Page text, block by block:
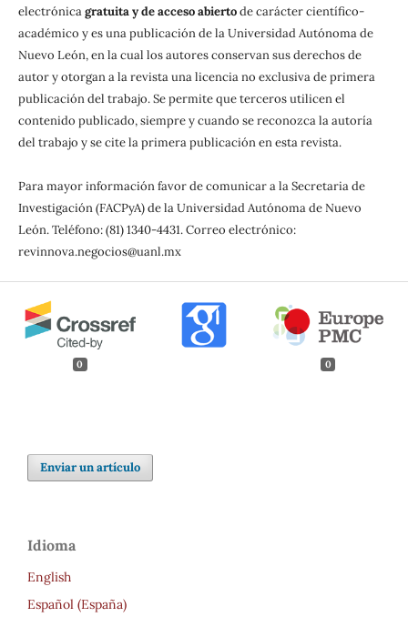
electrónicagratuita y de acceso abiertode carácter científico-
académico y es una publicación de la Universidad Autónoma de
Nuevo León, en la cual los autores conservan sus derechos de
autor y otorgan a la revista una licencia no exclusiva de primera
publicación del trabajo. Se permite que terceros utilicen el
contenido publicado, siempre y cuando se reconozca la autoría
del trabajo y se cite la primera publicación en esta revista.
Para mayor información favor de comunicar a la Secretaria de
Investigación (FACPyA) de la Universidad Autónoma de Nuevo
León. Teléfono: (81) 1340-4431. Correo electrónico:
revinnova.negocios@uanl.mx
0 0
Enviar un artículo
Idioma
English
Español (España)